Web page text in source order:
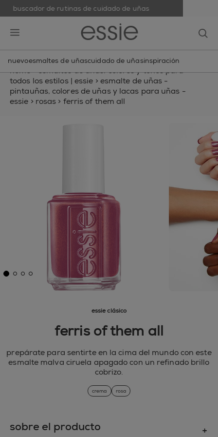
buscador de rutinas de cuidado de uñas
nuevoesmaltes de uñascuidado de uñasinspiración
home>esmaltes de uñas: colores y tonos para
todos los estilos | essie > esmalte de uñas -
pintauñas, colores de uñas y lacas para uñas -
essie > rosas > ferris of them all
essie clásico
ferris of them all
prepárate para sentirte en la cima del mundo con este
esmalte malva ciruela apagado con un refinado brillo
cobrizo.
crema rosa
sobre el producto